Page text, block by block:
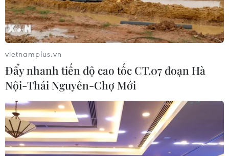
TIN LIÊN QUAN
vietnamplus.vn
Đẩy nhanh tiến độ cao tốc CT.07 đoạn Hà
Nội-Thái Nguyên-Chợ Mới